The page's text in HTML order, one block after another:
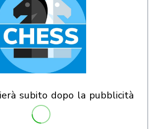
subito dopo la pubblicità